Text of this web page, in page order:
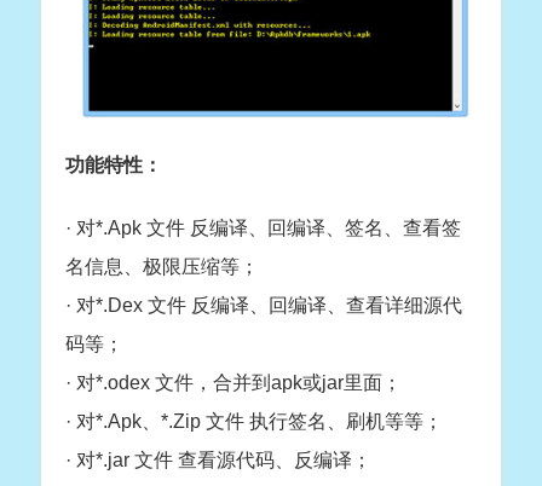
功能特性：
· 对*.Apk 文件 反编译、回编译、签名、查看签
名信息、极限压缩等；
· 对*.Dex 文件 反编译、回编译、查看详细源代
码等；
· 对*.odex 文件，合并到apk或jar里面；
· 对*.Apk、*.Zip 文件 执行签名、刷机等等；
· 对*.jar 文件 查看源代码、反编译；